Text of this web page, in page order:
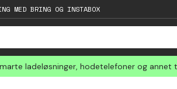
MED BRING OG INSTABOX
ladeløsninger, hodetelefoner og annet